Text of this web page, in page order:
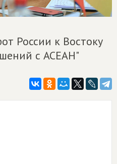
России к Востоку
с АСЕАН"